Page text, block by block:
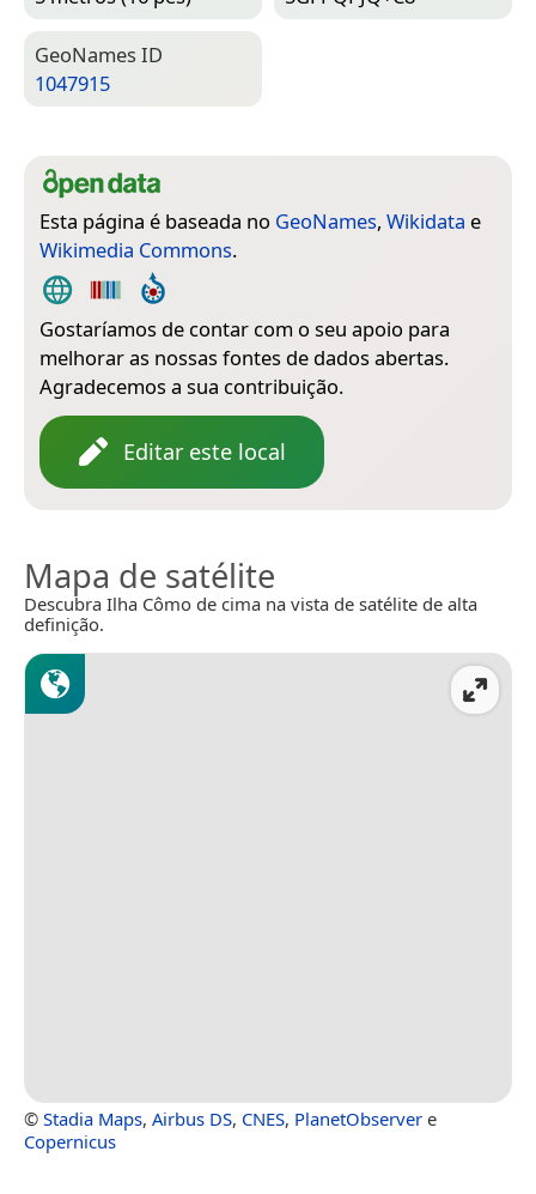
Geo­Names ID
1047915
Esta página é baseada no GeoNames, Wikidata e
Wikimedia Commons.
Gostaríamos de contar com o seu apoio para
melhorar as nossas fontes de dados abertas.
Agradecemos a sua contribuição.
Editar este local
Mapa de satélite
Descubra Ilha Cômo de cima na vista de satélite de alta
definição.
© Stadia Maps, Airbus DS, CNES, PlanetObserver e
Copernicus